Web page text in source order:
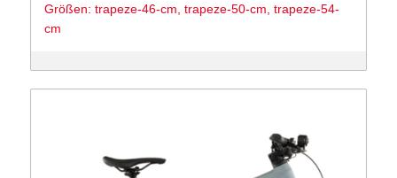
Größen: trapeze-46-cm, trapeze-50-cm, trapeze-54-
cm